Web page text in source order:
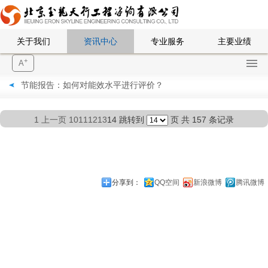
关于我们 资讯中心 专业服务 主要业绩
A+
节能报告：如何对能效水平进行评价？
1 上一页 1011 121314 跳转到 页 共 157 条记录
分享到： QQ空间 新浪微博 腾讯微博